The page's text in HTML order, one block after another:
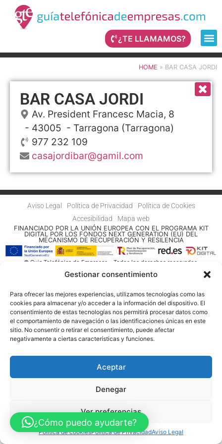
Gestionar consentimiento
Para ofrecer las mejores experiencias, utilizamos tecnologías como las
cookies para almacenar y/o acceder a la información del dispositivo. El
consentimiento de estas tecnologías nos permitirá procesar datos como
el comportamiento de navegación o las identificaciones únicas en este
sitio. No consentir o retirar el consentimiento, puede afectar
negativamente a ciertas características y funciones.
Aceptar
Denegar
Ver preferencias
Política de cookiesPolítica de PrivacidadAviso Legal
¿TE LLAMAMOS?
HOME » BAR CASA JORDI
BAR CASA JORDI
Av. President Francesc Macia, 8
- 43005 - Tarragona (Tarragona)
977 232 109
casajordibar@gamil.com
Aviso Legal Política de Privacidad
Política de Cookies
Accesibilidad
Mapa web
FINANCIADO POR LA UNIÓN EUROPEA CON EL PROGRAMA KIT
DIGITAL POR LOS FONDOS NEXT GENERATION (EU) DEL
MECANISMO DE RECUPERACIÓN Y RESILENCIA
© Guia Telefónica de Empresas – Todos los derechos reservados.
¿Cómo puedo ayudarte?